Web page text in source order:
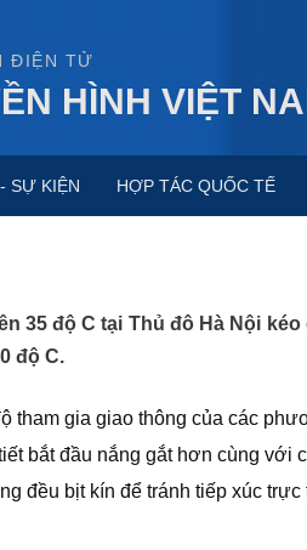
ĐIỆN TỬ
HÌNH VIỆT
SỰ KIỆN HỢP TÁC QUỐC TẾ
35 độ C tại Thủ đô Hà Nội
độ C.
tham gia giao thông của các
bắt đầu nắng gắt hơn cùng với
đều bịt kín để tránh tiếp xúc